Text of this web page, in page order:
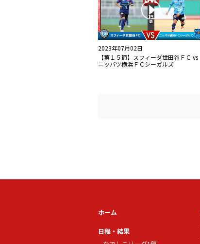
2023年07月02日
【第１５節】スフィーダ世田谷ＦＣ vs
ニッパツ横浜ＦＣシーガルズ
ホーム
日程・結果